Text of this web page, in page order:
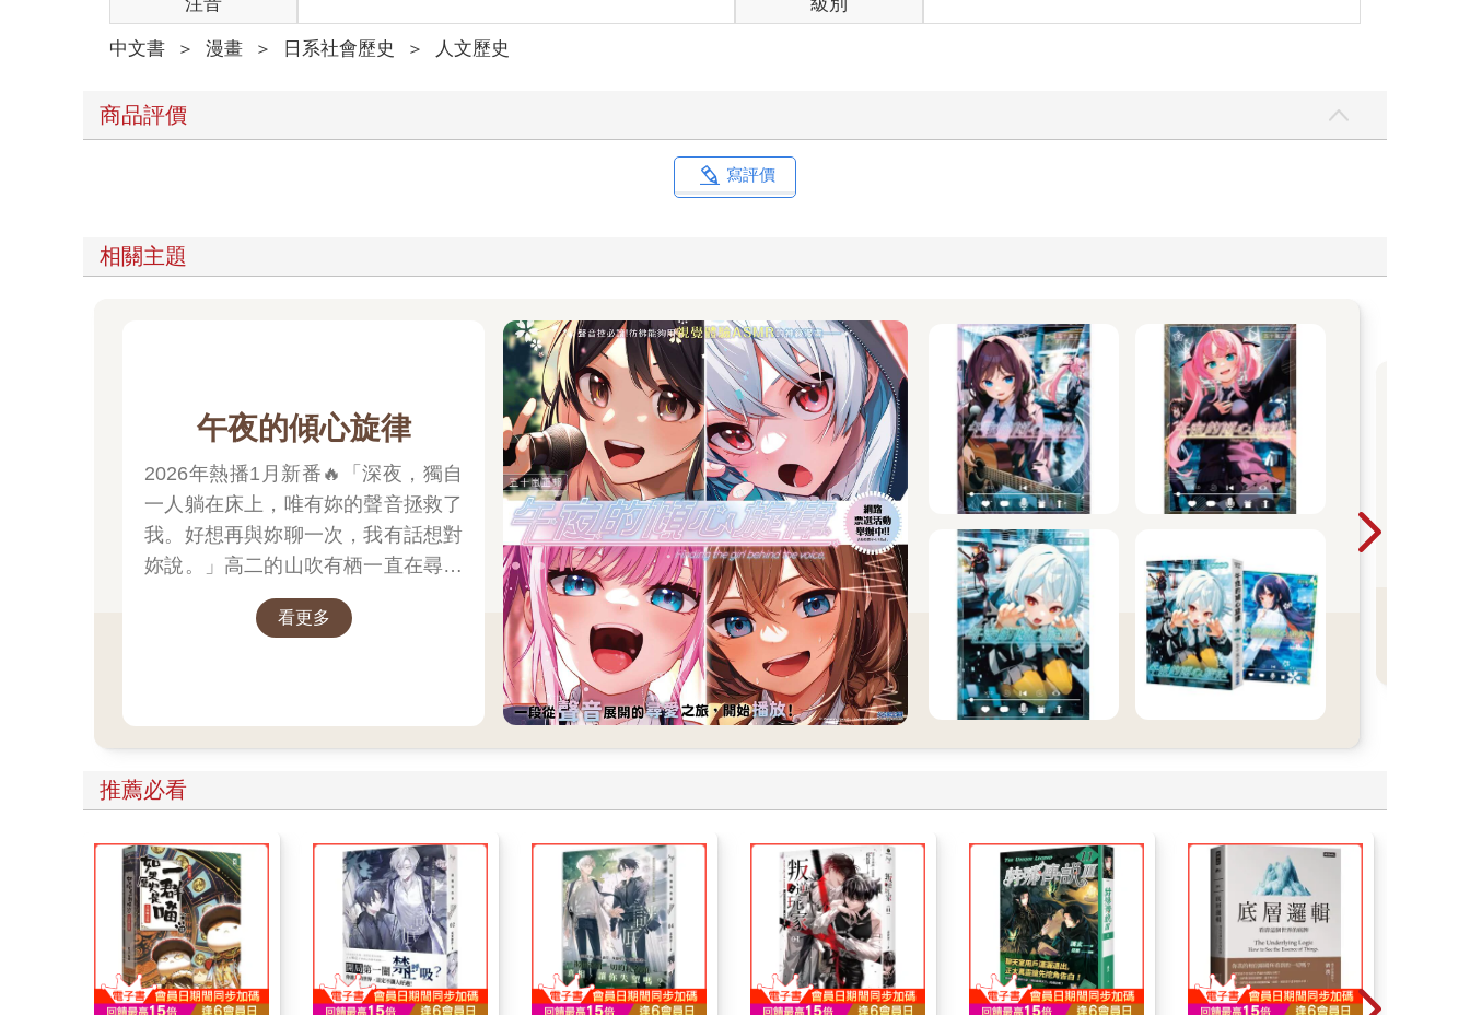
中文書 ＞ 漫畫 ＞ 日系社會歷史 ＞ 人文歷史
商品評價
寫評價
相關主題
午夜的傾心旋律
2026年熱播1月新番🔥「深夜，獨自
一人躺在床上，唯有妳的聲音拯救了
我。好想再與妳聊一次，我有話想對
妳說。」高二的山吹有栖一直在尋找
一個長相成謎、本名不詳，化名為
「阿波羅」在線上廣播電臺主持節目
看更多
推薦必看